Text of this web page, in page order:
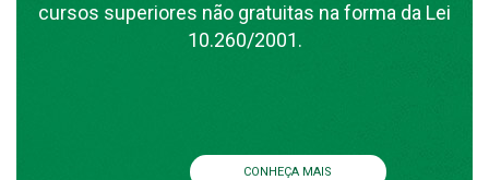
cursos superiores não gratuitas na forma da Lei
10.260/2001.
CONHEÇA MAIS